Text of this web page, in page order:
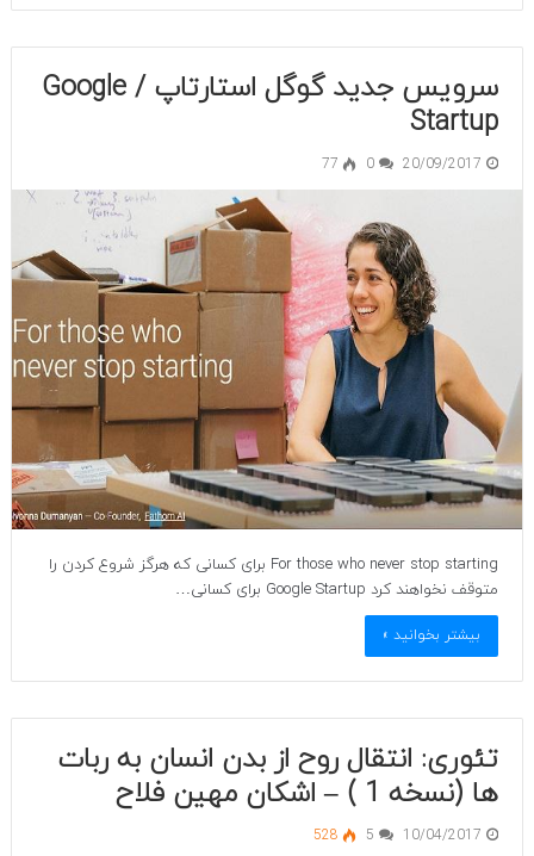
سرویس جدید گوگل استارتاپ / Google
Startup
20/09/2017
0
77
For those who never stop starting برای کسانی که هرگز شروع کردن را
متوقف نخواهند کرد Google Startup برای کسانی…
بیشتر بخوانید »
تئوری: انتقال روح از بدن انسان به ربات
ها (نسخه 1 ) – اشکان مهین فلاح
10/04/2017
5
528